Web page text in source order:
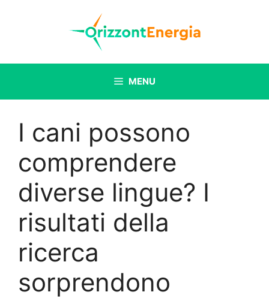
MENU
I cani possono
comprendere
diverse lingue? I
risultati della
ricerca
sorprendono